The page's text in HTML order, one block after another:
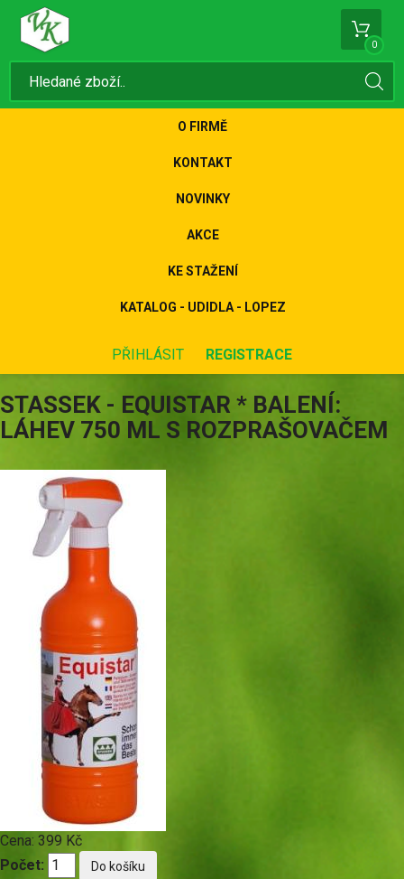
0
O FIRMĚ
KONTAKT
NOVINKY
AKCE
KE STAŽENÍ
KATALOG - UDIDLA - LOPEZ
PŘIHLÁSIT REGISTRACE
STASSEK - EQUISTAR * BALENÍ:
LÁHEV 750 ML S ROZPRAŠOVAČEM
Cena: 399 Kč
Počet: